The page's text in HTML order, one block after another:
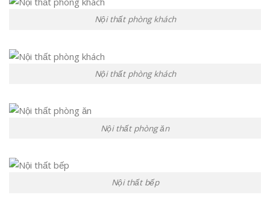
Nội thất phòng khách
Nội thất phòng khách
Nội thất phòng ăn
Nội thất bếp